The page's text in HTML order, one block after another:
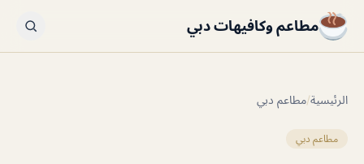
مطاعم وكافيهات دبي
الرئيسية/مطاعم دبي
مطاعم دبي